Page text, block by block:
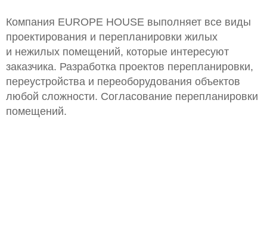
Компания EUROPE HOUSE выполняет все виды
проектирования и перепланировки жилых
и нежилых помещений, которые интересуют
заказчика. Разработка проектов перепланировки,
переустройства и переоборудования объектов
любой сложности. Согласование перепланировки
помещений.